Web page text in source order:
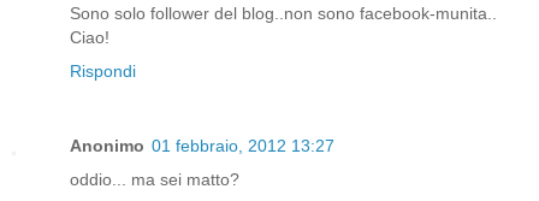
Sono solo follower del blog..non sono facebook-munita..
Ciao!
Rispondi
Anonimo 01 febbraio, 2012 13:27
oddio... ma sei matto?